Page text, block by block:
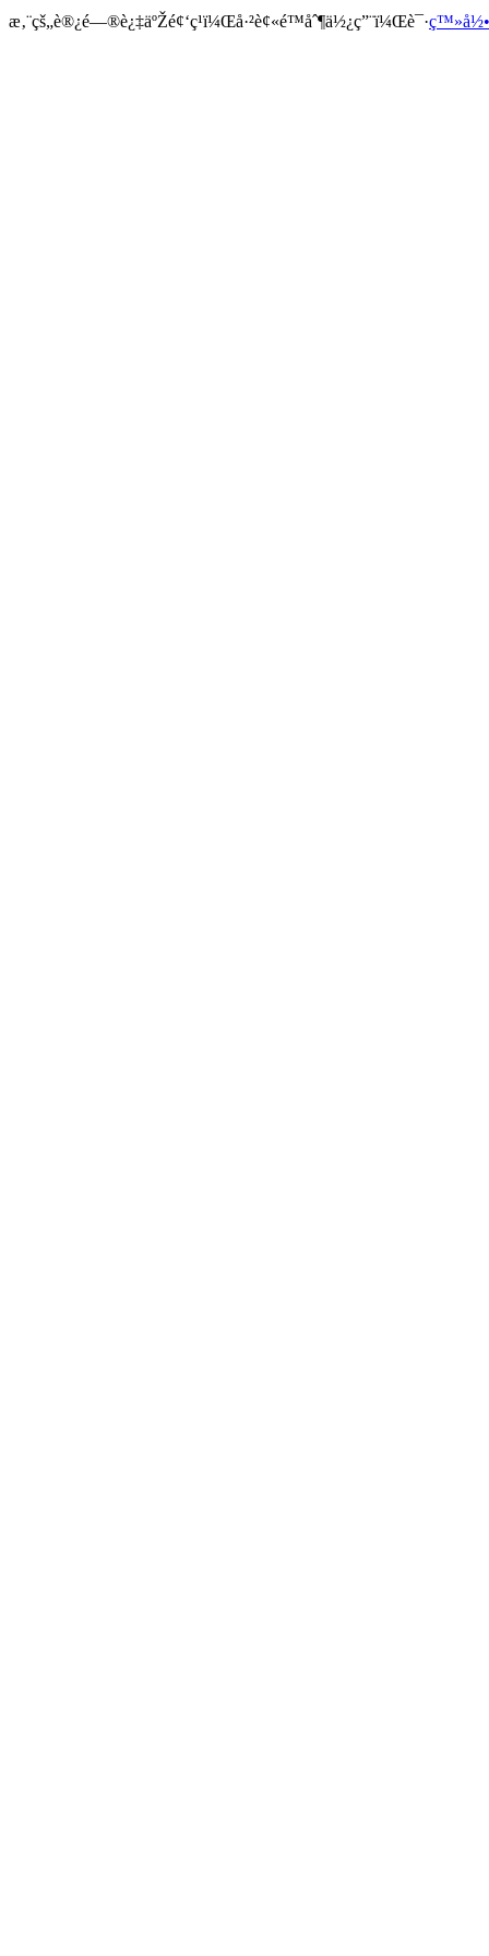
æ‚¨çš„è®¿é—®è¿‡äºŽé¢‘ç¹ï¼Œå·²è¢«é™åˆ¶ä½¿ç”¨ï¼Œè¯·ç™»å½•